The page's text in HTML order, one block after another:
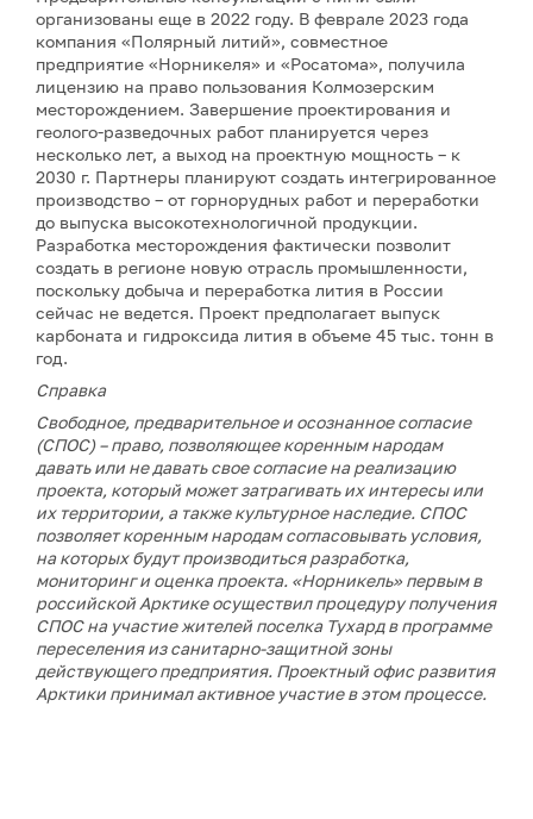
организованы еще в 2022 году. В феврале 2023 года
компания «Полярный литий», совместное
предприятие «Норникеля» и «Росатома», получила
лицензию на право пользования Колмозерским
месторождением. Завершение проектирования и
геолого-разведочных работ планируется через
несколько лет, а выход на проектную мощность – к
2030 г. Партнеры планируют создать интегрированное
производство – от горнорудных работ и переработки
до выпуска высокотехнологичной продукции.
Разработка месторождения фактически позволит
создать в регионе новую отрасль промышленности,
поскольку добыча и переработка лития в России
сейчас не ведется. Проект предполагает выпуск
карбоната и гидроксида лития в объеме 45 тыс. тонн в
год.
Справка
Свободное, предварительное и осознанное согласие
(СПОС) – право, позволяющее коренным народам
давать или не давать свое согласие на реализацию
проекта, который может затрагивать их интересы или
их территории, а также культурное наследие. СПОС
позволяет коренным народам согласовывать условия,
на которых будут производиться разработка,
мониторинг и оценка проекта. «Норникель» первым в
российской Арктике осуществил процедуру получения
СПОС на участие жителей поселка Тухард в программе
переселения из санитарно-защитной зоны
действующего предприятия. Проектный офис развития
Арктики принимал активное участие в этом процессе.